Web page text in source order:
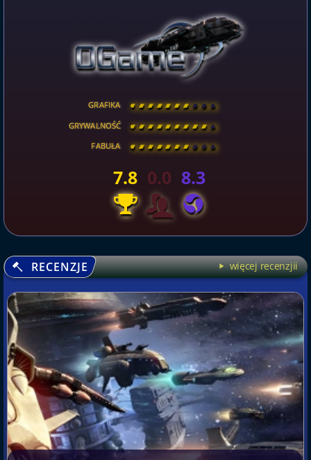
GRAFIKA [ \ \ \ \ \ \ \ \ ]
GRYWALNOŚĆ [ \ \ \ \ \ \ \ \ ]
FABUŁA [ \ \ \ \ \ \ \ \ ]
7.8 0.0 8.3
RECENZJE więcej recenzjii